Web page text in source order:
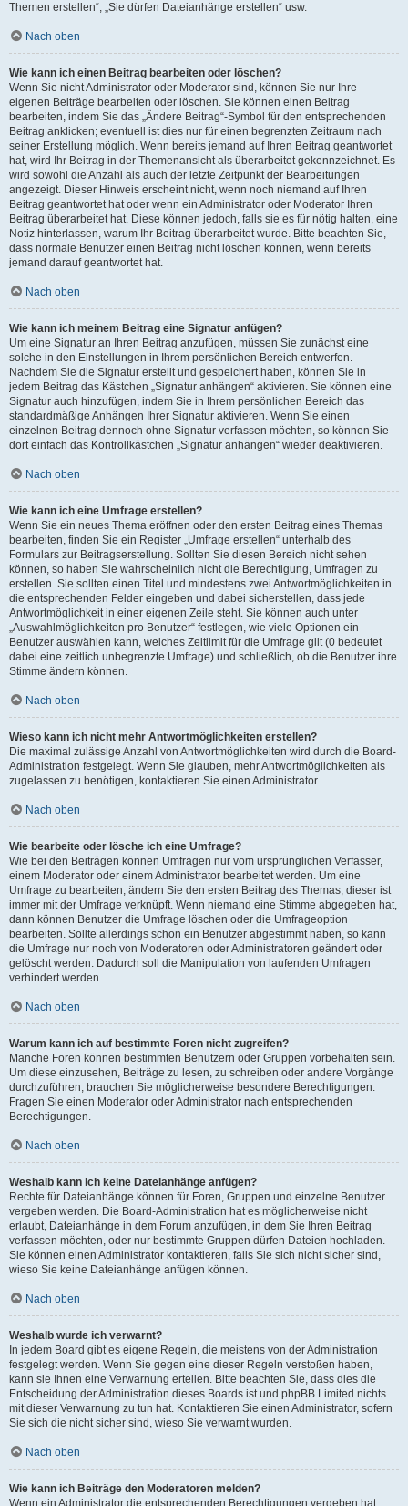
Themen erstellen“, „Sie dürfen Dateianhänge erstellen“ usw.
Nach oben
Wie kann ich einen Beitrag bearbeiten oder löschen?
Wenn Sie nicht Administrator oder Moderator sind, können Sie nur Ihre
eigenen Beiträge bearbeiten oder löschen. Sie können einen Beitrag
bearbeiten, indem Sie das „Ändere Beitrag“-Symbol für den entsprechenden
Beitrag anklicken; eventuell ist dies nur für einen begrenzten Zeitraum nach
seiner Erstellung möglich. Wenn bereits jemand auf Ihren Beitrag geantwortet
hat, wird Ihr Beitrag in der Themenansicht als überarbeitet gekennzeichnet. Es
wird sowohl die Anzahl als auch der letzte Zeitpunkt der Bearbeitungen
angezeigt. Dieser Hinweis erscheint nicht, wenn noch niemand auf Ihren
Beitrag geantwortet hat oder wenn ein Administrator oder Moderator Ihren
Beitrag überarbeitet hat. Diese können jedoch, falls sie es für nötig halten, eine
Notiz hinterlassen, warum Ihr Beitrag überarbeitet wurde. Bitte beachten Sie,
dass normale Benutzer einen Beitrag nicht löschen können, wenn bereits
jemand darauf geantwortet hat.
Nach oben
Wie kann ich meinem Beitrag eine Signatur anfügen?
Um eine Signatur an Ihren Beitrag anzufügen, müssen Sie zunächst eine
solche in den Einstellungen in Ihrem persönlichen Bereich entwerfen.
Nachdem Sie die Signatur erstellt und gespeichert haben, können Sie in
jedem Beitrag das Kästchen „Signatur anhängen“ aktivieren. Sie können eine
Signatur auch hinzufügen, indem Sie in Ihrem persönlichen Bereich das
standardmäßige Anhängen Ihrer Signatur aktivieren. Wenn Sie einen
einzelnen Beitrag dennoch ohne Signatur verfassen möchten, so können Sie
dort einfach das Kontrollkästchen „Signatur anhängen“ wieder deaktivieren.
Nach oben
Wie kann ich eine Umfrage erstellen?
Wenn Sie ein neues Thema eröffnen oder den ersten Beitrag eines Themas
bearbeiten, finden Sie ein Register „Umfrage erstellen“ unterhalb des
Formulars zur Beitragserstellung. Sollten Sie diesen Bereich nicht sehen
können, so haben Sie wahrscheinlich nicht die Berechtigung, Umfragen zu
erstellen. Sie sollten einen Titel und mindestens zwei Antwortmöglichkeiten in
die entsprechenden Felder eingeben und dabei sicherstellen, dass jede
Antwortmöglichkeit in einer eigenen Zeile steht. Sie können auch unter
„Auswahlmöglichkeiten pro Benutzer“ festlegen, wie viele Optionen ein
Benutzer auswählen kann, welches Zeitlimit für die Umfrage gilt (0 bedeutet
dabei eine zeitlich unbegrenzte Umfrage) und schließlich, ob die Benutzer ihre
Stimme ändern können.
Nach oben
Wieso kann ich nicht mehr Antwortmöglichkeiten erstellen?
Die maximal zulässige Anzahl von Antwortmöglichkeiten wird durch die Board-
Administration festgelegt. Wenn Sie glauben, mehr Antwortmöglichkeiten als
zugelassen zu benötigen, kontaktieren Sie einen Administrator.
Nach oben
Wie bearbeite oder lösche ich eine Umfrage?
Wie bei den Beiträgen können Umfragen nur vom ursprünglichen Verfasser,
einem Moderator oder einem Administrator bearbeitet werden. Um eine
Umfrage zu bearbeiten, ändern Sie den ersten Beitrag des Themas; dieser ist
immer mit der Umfrage verknüpft. Wenn niemand eine Stimme abgegeben hat,
dann können Benutzer die Umfrage löschen oder die Umfrageoption
bearbeiten. Sollte allerdings schon ein Benutzer abgestimmt haben, so kann
die Umfrage nur noch von Moderatoren oder Administratoren geändert oder
gelöscht werden. Dadurch soll die Manipulation von laufenden Umfragen
verhindert werden.
Nach oben
Warum kann ich auf bestimmte Foren nicht zugreifen?
Manche Foren können bestimmten Benutzern oder Gruppen vorbehalten sein.
Um diese einzusehen, Beiträge zu lesen, zu schreiben oder andere Vorgänge
durchzuführen, brauchen Sie möglicherweise besondere Berechtigungen.
Fragen Sie einen Moderator oder Administrator nach entsprechenden
Berechtigungen.
Nach oben
Weshalb kann ich keine Dateianhänge anfügen?
Rechte für Dateianhänge können für Foren, Gruppen und einzelne Benutzer
vergeben werden. Die Board-Administration hat es möglicherweise nicht
erlaubt, Dateianhänge in dem Forum anzufügen, in dem Sie Ihren Beitrag
verfassen möchten, oder nur bestimmte Gruppen dürfen Dateien hochladen.
Sie können einen Administrator kontaktieren, falls Sie sich nicht sicher sind,
wieso Sie keine Dateianhänge anfügen können.
Nach oben
Weshalb wurde ich verwarnt?
In jedem Board gibt es eigene Regeln, die meistens von der Administration
festgelegt werden. Wenn Sie gegen eine dieser Regeln verstoßen haben,
kann sie Ihnen eine Verwarnung erteilen. Bitte beachten Sie, dass dies die
Entscheidung der Administration dieses Boards ist und phpBB Limited nichts
mit dieser Verwarnung zu tun hat. Kontaktieren Sie einen Administrator, sofern
Sie sich die nicht sicher sind, wieso Sie verwarnt wurden.
Nach oben
Wie kann ich Beiträge den Moderatoren melden?
Wenn ein Administrator die entsprechenden Berechtigungen vergeben hat,